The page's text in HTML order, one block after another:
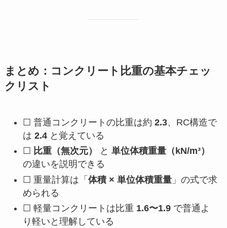
まとめ：コンクリート比重の基本チェッ
クリスト
☐ 普通コンクリートの比重は約 2.3、RC構造で
は 2.4と覚えている
☐ 比重（無次元） と 単位体積重量（kN/m³）
の違いを説明できる
☐ 重量計算は「 体積 × 単位体積重量」の式で求
められる
☐ 軽量コンクリートは比重 1.6〜1.9で普通よ
り軽いと理解している